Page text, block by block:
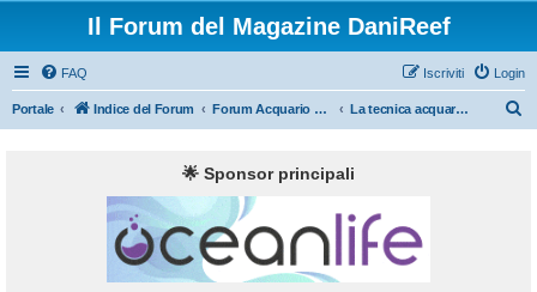
Il Forum del Magazine DaniReef
FAQ Login
Iscriviti
Portale Indice del Forum Forum Acquario Marino La tecnica acquariofila nell'acquario marino di barriera
🌟 Sponsor principali